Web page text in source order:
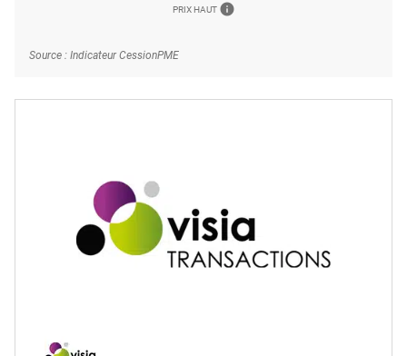
PRIX HAUT info
Source : Indicateur CessionPME